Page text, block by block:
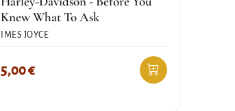
Knew What To Ask
IMES JOYCE
5,00€